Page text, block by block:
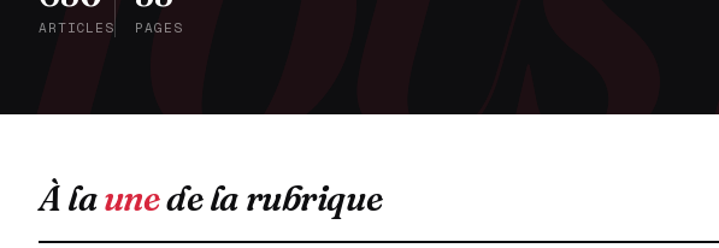
ARTICLES PAGES
À launede la rubrique